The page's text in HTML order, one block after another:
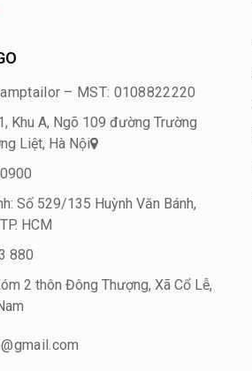
– MST: 0108822220
Khu A, Ngõ 109 đường Trường
Liệt, Hà Nội
Số 529/135 Huỳnh Văn Bánh,
HCM
880
2 thôn Đông Thượng, Xã Cổ Lễ,